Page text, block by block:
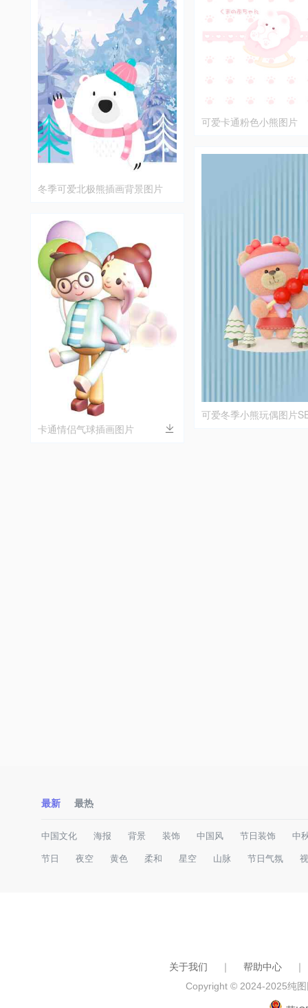
冬季可爱北极熊插画背景图片
卡通情侣气球插画图片
可爱卡通粉色小熊图片
可爱冬季小熊玩偶图片
最新 最热
中国文化 海报 背景 装饰 中国风 节日装饰 中
节日 夜空 黄色 柔和 星空 山脉 节日气氛
关于我们 ｜ 帮助中心
｜
Copyright © 2024-2025纯